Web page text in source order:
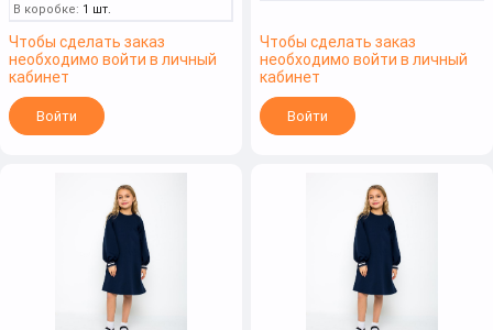
В коробке: 1 шт.
Чтобы сделать заказ
необходимо войти в личный
кабинет
Войти
Чтобы сделать заказ
необходимо войти в личный
кабинет
Войти